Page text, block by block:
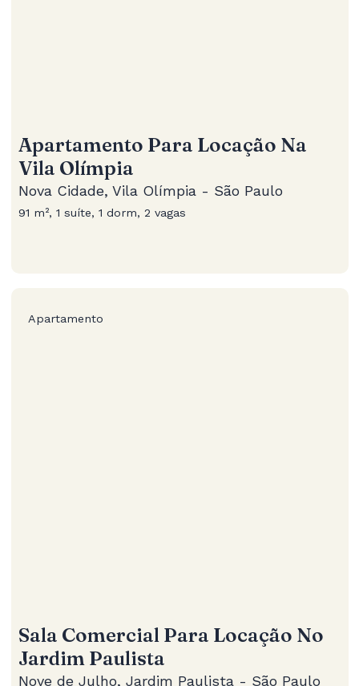
Apartamento Para Locação Na
Vila Olímpia
Nova Cidade, Vila Olímpia - São Paulo
91 m², 1 suíte, 1 dorm, 2 vagas
Apartamento
Sala Comercial Para Locação No
Jardim Paulista
Nove de Julho, Jardim Paulista - São Paulo